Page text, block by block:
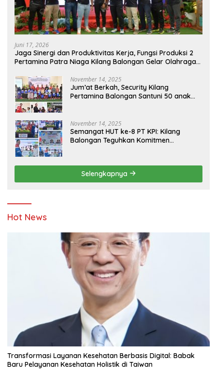
Juni 17, 2026
Jaga Sinergi dan Produktivitas Kerja, Fungsi Produksi 2
Pertamina Patra Niaga Kilang Balongan Gelar Olahraga
November 14, 2025
Jum’at Berkah, Security Kilang
Pertamina Balongan Santuni 50 anak
November 14, 2025
Semangat HUT ke-8 PT KPI: Kilang
Balongan Teguhkan Komitmen
Pendidikan
Selengkapnya
Hot News
Transformasi Layanan Kesehatan Berbasis Digital: Babak
Baru Pelayanan Kesehatan Holistik di Taiwan